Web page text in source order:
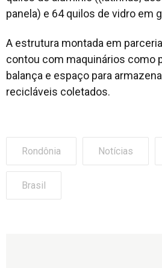
panela) e 64 quilos de vidro em
A estrutura montada em
contou com maquinários como
balança e espaço para
recicláveis coletados.
Rondônia Notícias
Brasil